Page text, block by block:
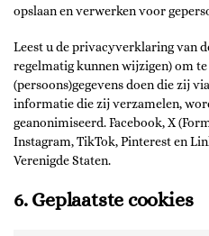
opslaan en verwerken voor
Leest u de privacyverklaring van
regelmatig kunnen wijzigen) om
(persoons)gegevens doen die zij
informatie die zij verzamelen,
geanonimiseerd. Facebook, X
Instagram, TikTok, Pinterest en
Verenigde Staten.
6. Geplaatste cookies